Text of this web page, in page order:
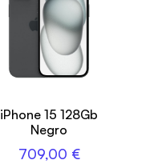
iPhone 15 128Gb
Negro
709,00 €